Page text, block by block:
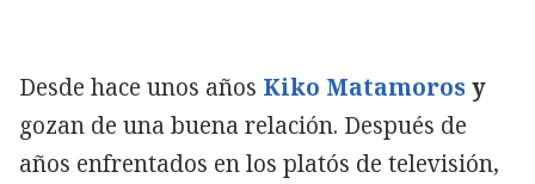
Desde hace unos años Kiko Matamorosy
gozan de una buena relación. Después de
años enfrentados en los platós de televisión,